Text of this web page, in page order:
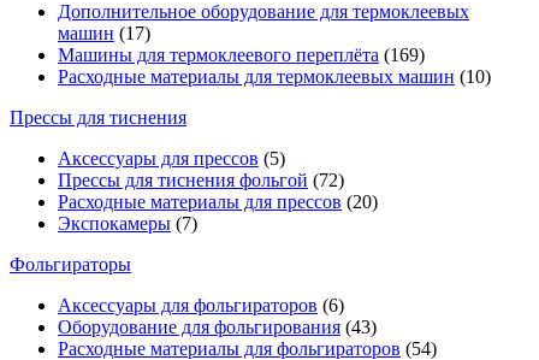
Дополнительное оборудование для термоклеевых
машин (17)
Машины для термоклеевого переплёта (169)
Расходные материалы для термоклеевых машин (10)
Прессы для тиснения
Аксессуары для прессов (5)
Прессы для тиснения фольгой (72)
Расходные материалы для прессов (20)
Экспокамеры (7)
Фольгираторы
Аксессуары для фольгираторов (6)
Оборудование для фольгирования (43)
Расходные материалы для фольгираторов (54)